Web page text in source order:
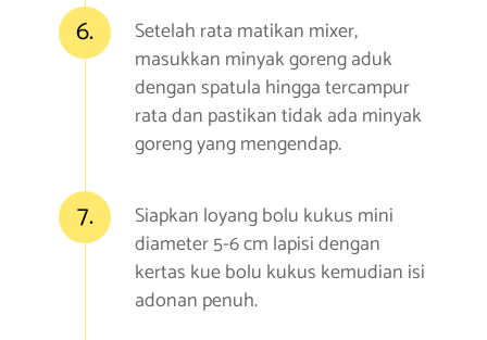
6.
Setelah rata matikan mixer,
masukkan minyak goreng aduk
dengan spatula hingga tercampur
rata dan pastikan tidak ada minyak
goreng yang mengendap.
7.
Siapkan loyang bolu kukus mini
diameter 5-6 cm lapisi dengan
kertas kue bolu kukus kemudian isi
adonan penuh.